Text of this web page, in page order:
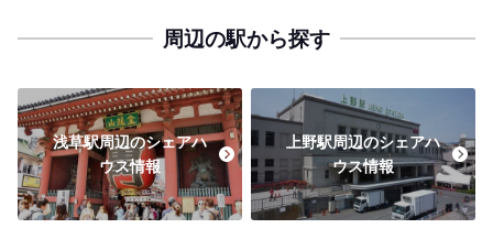
周辺の駅から探す
浅草駅周辺のシェアハ
ウス情報
上野駅周辺のシェアハ
ウス情報